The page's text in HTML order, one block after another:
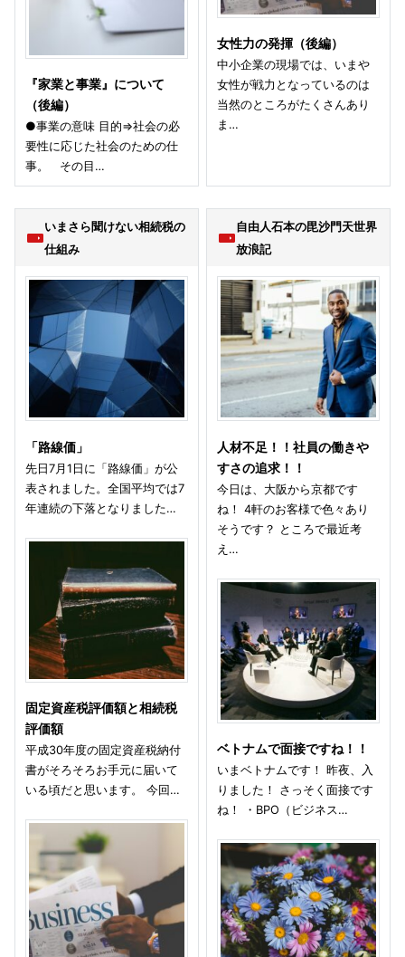
『家業と事業』について
（後編）
●事業の意味 目的⇒社会の必
要性に応じた社会のための仕
事。 その目…
女性力の発揮（後編）
中小企業の現場では、いまや
女性が戦力となっているのは
当然のところがたくさんあり
ま…
いまさら聞けない相続税の
仕組み
「路線価」
先日7月1日に「路線価」が公
表されました。全国平均では7
年連続の下落となりました…
固定資産税評価額と相続税
評価額
平成30年度の固定資産税納付
書がそろそろお手元に届いて
いる頃だと思います。 今回…
自由人石本の毘沙門天世界
放浪記
人材不足！！社員の働きや
すさの追求！！
今日は、大阪から京都です
ね！ 4軒のお客様で色々あり
そうです？ ところで最近考
え…
ベトナムで面接ですね！！
いまベトナムです！ 昨夜、入
りました！ さっそく面接です
ね！ ・BPO（ビジネス…